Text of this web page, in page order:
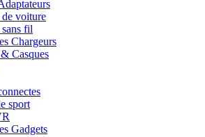
voiture
fil
Chargeurs
Casques
sport
Gadgets